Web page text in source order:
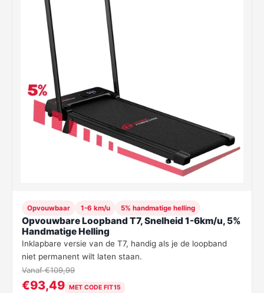
Opvouwbaar 1-6 km/u 5% handmatige helling
Opvouwbare Loopband T7, Snelheid 1-6km/u, 5%
Handmatige Helling
Inklapbare versie van de T7, handig als je de loopband
niet permanent wilt laten staan.
Vanaf €109,99
€93,49 MET CODE FIT15